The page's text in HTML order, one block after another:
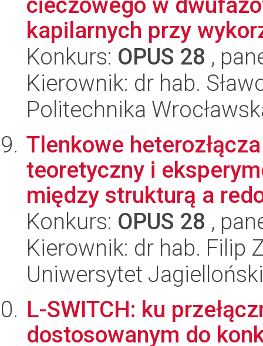
kapilarnych przy
Konkurs: OPUS 28 ,
Kierownik: dr hab.
Politechnika
Tlenkowe
teoretyczny i
między strukturą a
Konkurs: OPUS 28 ,
Kierownik: dr hab. Filip
Uniwersytet Jagielloński
L-SWITCH: ku
dostosowanym do